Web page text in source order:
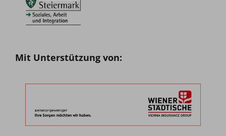
Mit Unterstützung von: